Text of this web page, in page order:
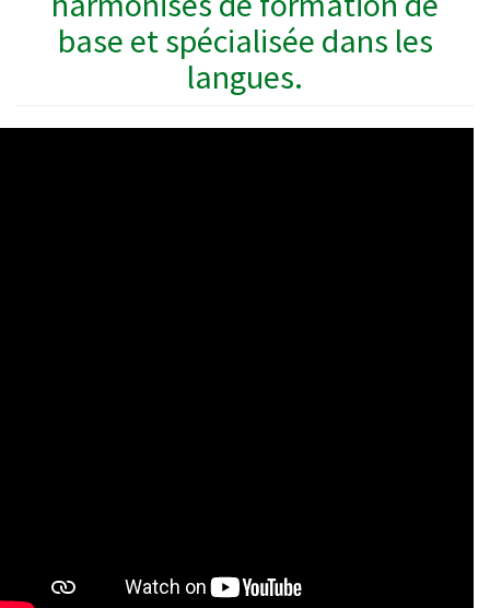
base et spécialisée dans les
langues.